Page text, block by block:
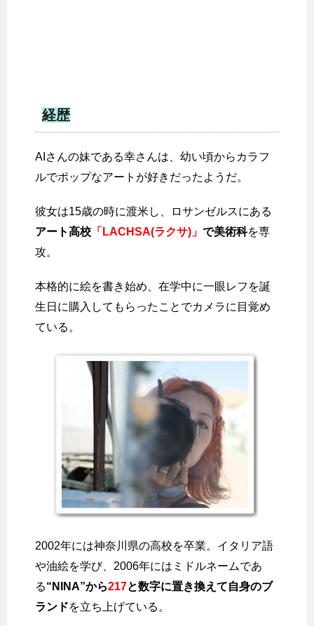
経歴
AIさんの妹である幸さんは、幼い頃からカラフ
ルでポップなアートが好きだったようだ。
彼女は15歳の時に渡米し、ロサンゼルスにある
アート高校 「LACHSA(ラクサ)」 で美術科を専
攻。
本格的に絵を書き始め、在学中に一眼レフを誕
生日に購入してもらったことでカメラに目覚め
ている。
2002年には神奈川県の高校を卒業。イタリア語
や油絵を学び、2006年にはミドルネームであ
る“NINA”から217と数字に置き換えて自身のブ
ランドを立ち上げている。